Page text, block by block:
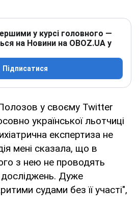
у курсі головного —
на Новини на OBOZ.UA у
Підписатися
у своєму Twitter
української льотчиці
експертиза не
мені сказала, що в
з нею не проводять
досліджень. Дуже
судами без її участі",